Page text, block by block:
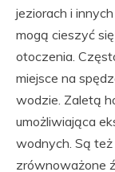
jeziorach i
mogą cieszyć
otoczenia.
miejsce na
wodzie. Zaletą
umożliwiająca
wodnych. Są
zrównoważone